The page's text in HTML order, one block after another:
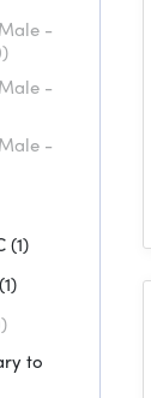
-
-
-
(1)
(1)
to